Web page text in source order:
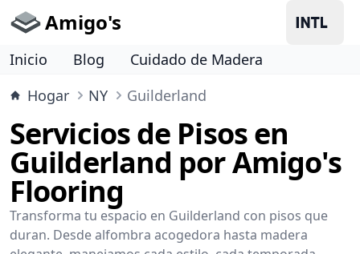
Amigo's
Inicio Blog
Cuidado de Madera
Hogar
NY Guilderland
Servicios de Pisos en
Guilderland por Amigo's
Flooring
Transforma tu espacio en Guilderland con pisos que
duran. Desde alfombra acogedora hasta madera